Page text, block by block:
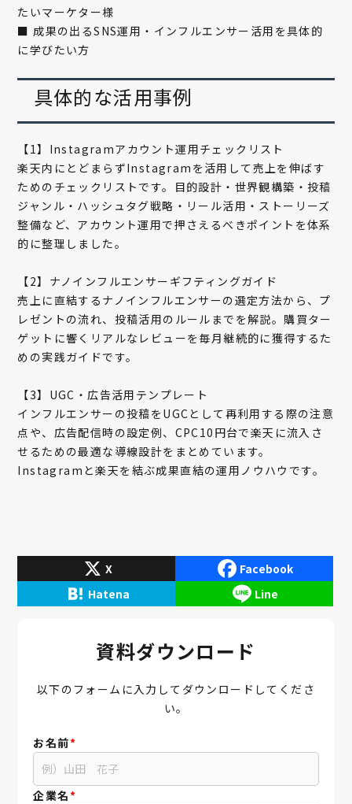
たいマーケター様
■ 成果の出るSNS運用・インフルエンサー活用を具体的
に学びたい方
具体的な活用事例
【1】Instagramアカウント運用チェックリスト
楽天内にとどまらずInstagramを活用して売上を伸ばす
ためのチェックリストです。目的設計・世界観構築・投稿
ジャンル・ハッシュタグ戦略・リール活用・ストーリーズ
整備など、アカウント運用で押さえるべきポイントを体系
的に整理しました。
【2】ナノインフルエンサーギフティングガイド
売上に直結するナノインフルエンサーの選定方法から、プ
レゼントの流れ、投稿活用のルールまでを解説。購買ター
ゲットに響くリアルなレビューを毎月継続的に獲得するた
めの実践ガイドです。
【3】UGC・広告活用テンプレート
インフルエンサーの投稿をUGCとして再利用する際の注意
点や、広告配信時の設定例、CPC10円台で楽天に流入さ
せるための最適な導線設計をまとめています。
Instagramと楽天を結ぶ成果直結の運用ノウハウです。
X
Facebook
Hatena
Line
資料ダウンロード
以下のフォームに入力してダウンロードしてくださ
い。
お名前*
企業名*